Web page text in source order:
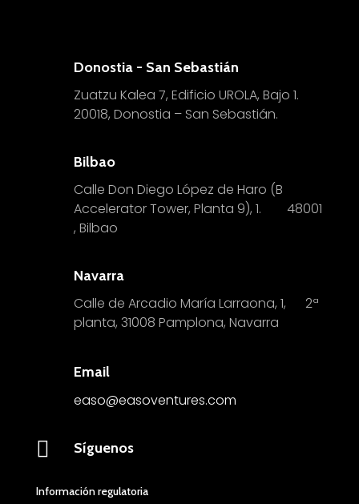
Donostia - San Sebastián
Zuatzu Kalea 7, Edificio UROLA, Bajo 1.
20018, Donostia – San Sebastián.
Bilbao
Calle Don Diego López de Haro (B
Accelerator Tower, Planta 9), 1. 48001
, Bilbao
Navarra
Calle de Arcadio María Larraona, 1, 2ª
planta, 31008 Pamplona, Navarra
Email
easo@easoventures.com
 Síguenos
Información regulatoria